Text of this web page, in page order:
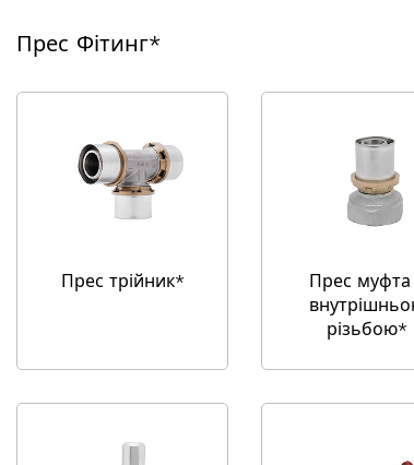
Прес Фітинг*
Прес трійник*
Прес муфта
різьбою*